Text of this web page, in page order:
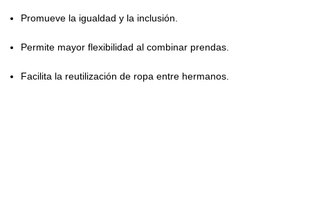
Promueve la igualdad y la inclusión.
Permite mayor flexibilidad al combinar prendas.
Facilita la reutilización de ropa entre hermanos.